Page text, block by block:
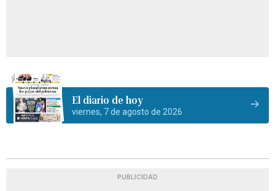
El diario de hoy
viernes, 7 de agosto de 2026
PUBLICIDAD